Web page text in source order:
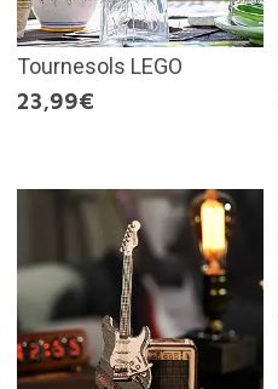
Tournesols LEGO
23,99€